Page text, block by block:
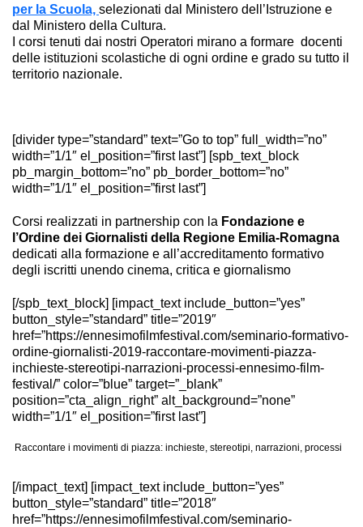
per la Scuola, selezionati dal Ministero dell’Istruzione e
dal Ministero della Cultura.
I corsi tenuti dai nostri Operatori mirano a formare docenti
delle istituzioni scolastiche di ogni ordine e grado su tutto il
territorio nazionale.
[divider type=”standard” text=”Go to top” full_width=”no”
width=”1/1″ el_position=”first last”] [spb_text_block
pb_margin_bottom=”no” pb_border_bottom=”no”
width=”1/1″ el_position=”first last”]
Corsi realizzati in partnership con la Fondazione e
l’Ordine dei Giornalisti della Regione Emilia-Romagna
dedicati alla formazione e all’accreditamento formativo
degli iscritti unendo cinema, critica e giornalismo
[/spb_text_block] [impact_text include_button=”yes”
button_style=”standard” title=”2019″
href=”https://ennesimofilmfestival.com/seminario-formativo-
ordine-giornalisti-2019-raccontare-movimenti-piazza-
inchieste-stereotipi-narrazioni-processi-ennesimo-film-
festival/” color=”blue” target=”_blank”
position=”cta_align_right” alt_background=”none”
width=”1/1″ el_position=”first last”]
Raccontare i movimenti di piazza: inchieste, stereotipi, narrazioni, processi
[/impact_text] [impact_text include_button=”yes”
button_style=”standard” title=”2018″
href=”https://ennesimofilmfestival.com/seminario-